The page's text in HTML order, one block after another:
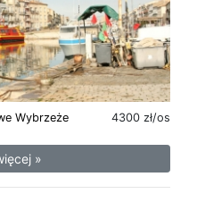
4300 zł/os
Wybrzeże
»